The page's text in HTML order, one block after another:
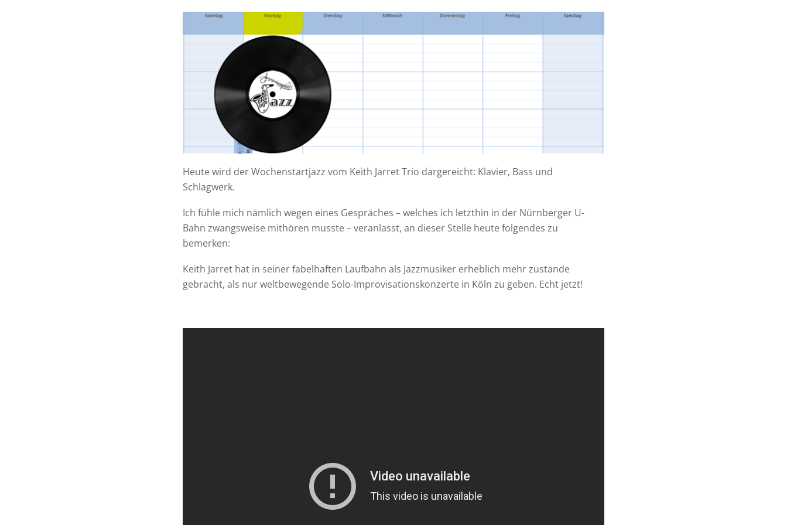
Heute wird der Wochenstartjazz vom Keith Jarret Trio dargereicht: Klavier, Bass und
Schlagwerk.
Ich fühle mich nämlich wegen eines Gespräches – welches ich letzthin in der Nürnberger U-
Bahn zwangsweise mithören musste – veranlasst, an dieser Stelle heute folgendes zu
bemerken:
Keith Jarret hat in seiner fabelhaften Laufbahn als Jazzmusiker erheblich mehr zustande
gebracht, als nur weltbewegende Solo-Improvisationskonzerte in Köln zu geben. Echt jetzt!